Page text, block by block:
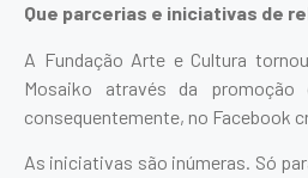
Que parcerias e iniciativas de
A Fundação Arte e Cultura
Mosaiko através da
consequentemente, no Facebook
As iniciativas são inúmeras. Só